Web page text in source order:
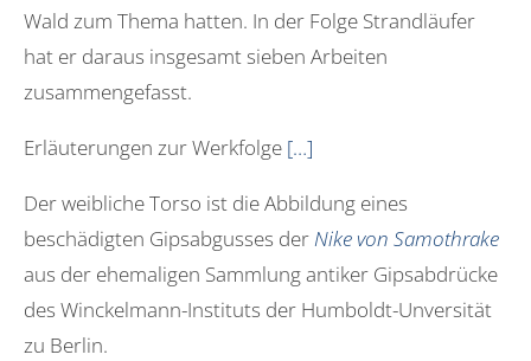
Wald zum Thema hatten. In der Folge Strandläufer
hat er daraus insgesamt sieben Arbeiten
zusammengefasst.
Erläuterungen zur Werkfolge […]
Der weibliche Torso ist die Abbildung eines
beschädigten Gipsabgusses der Nike von Samothrake
aus der ehemaligen Sammlung antiker Gipsabdrücke
des Winckelmann-Instituts der Humboldt-Unversität
zu Berlin.